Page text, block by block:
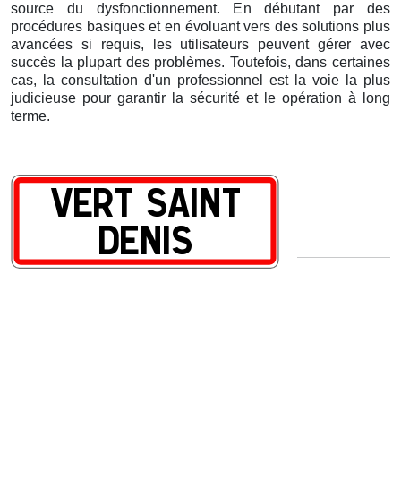
source du dysfonctionnement. En débutant par des
procédures basiques et en évoluant vers des solutions plus
avancées si requis, les utilisateurs peuvent gérer avec
succès la plupart des problèmes. Toutefois, dans certaines
cas, la consultation d'un professionnel est la voie la plus
judicieuse pour garantir la sécurité et le opération à long
terme.